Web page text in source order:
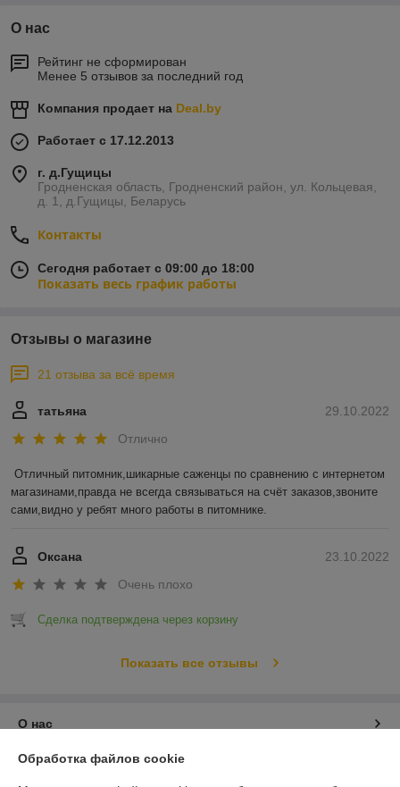
О нас
Рейтинг не сформирован
Менее 5 отзывов за последний год
Компания продает на Deal.by
Работает с 17.12.2013
г. д.Гущицы
Гродненская область, Гродненский район, ул. Кольцевая,
д. 1, д.Гущицы, Беларусь
Контакты
Сегодня работает с 09:00 до 18:00
Показать весь график работы
Отзывы о магазине
21 отзыва за всё время
29.10.2022
татьяна
Отлично
Отличный питомник,шикарные саженцы по сравнению с интернетом
магазинами,правда не всегда связываться на счёт заказов,звоните
сами,видно у ребят много работы в питомнике.
23.10.2022
Оксана
Очень плохо
Сделка подтверждена через корзину
Показать все отзывы
О нас
Контакты
Обработка файлов cookie